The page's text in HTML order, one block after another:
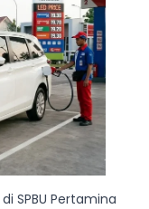
di SPBU Pertamina